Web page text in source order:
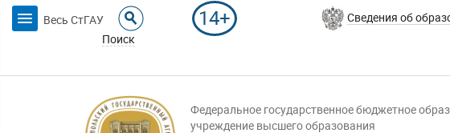
Весь СтГАУ
Поиск
14+ Сведения об
Федеральное государственное бюджетное
учреждение высшего образования